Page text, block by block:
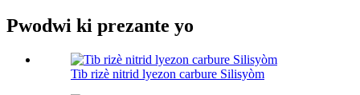
Pwodwi ki prezante yo
Tib rizè nitrid lyezon carbure Silisyòm